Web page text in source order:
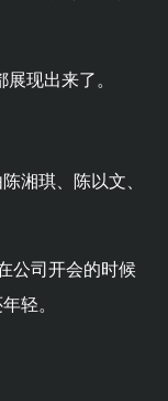
现出来了。
湘琪、陈以文、
公司开会的时候
轻。